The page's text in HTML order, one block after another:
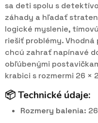
sa deti spolu s
záhady a hľadať
logické myslenie,
riešiť problémy.
chcú zahrať napínavé
obľúbenými
krabici s rozmermi 26 ×
📦 Technické údaje:
Rozmery balenia: